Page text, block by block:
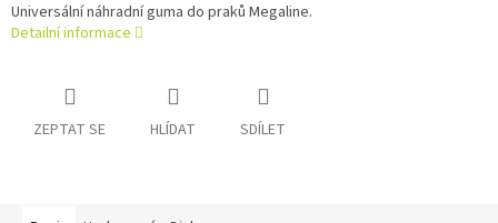
Universální náhradní guma do praků Megaline.
Detailní informace
ZEPTAT SE HLÍDAT SDÍLET